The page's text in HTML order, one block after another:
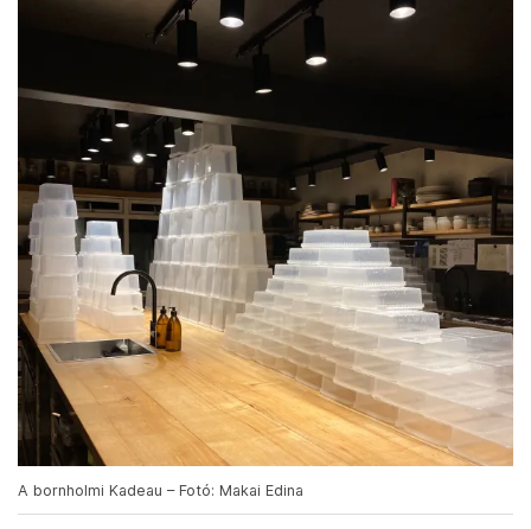
A bornholmi Kadeau – Fotó: Makai Edina